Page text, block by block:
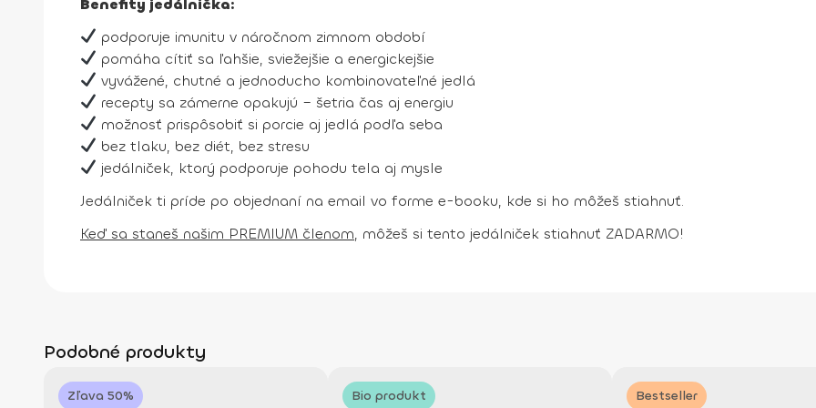
podporuje imunitu v náročnom zimnom období
pomáha cítiť sa ľahšie, sviežejšie a energickejšie
vyvážené, chutné a jednoducho kombinovateľné jedlá
recepty sa zámerne opakujú – šetria čas aj energiu
možnosť prispôsobiť si porcie aj jedlá podľa seba
bez tlaku, bez diét, bez stresu
jedálniček, ktorý podporuje pohodu tela aj mysle
Jedálniček ti príde po objednaní na email vo forme e-booku, kde si ho môžeš stiahnuť.
Keď sa staneš našim PREMIUM členom, môžeš si tento jedálniček stiahnuť ZADARMO!
Podobné produkty
Zľava 50% Bio produkt Bestseller